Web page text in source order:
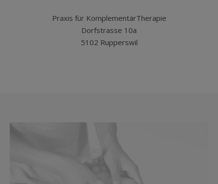
Praxis für KomplementärTherapie
Dorfstrasse 10a
5102 Rupperswil